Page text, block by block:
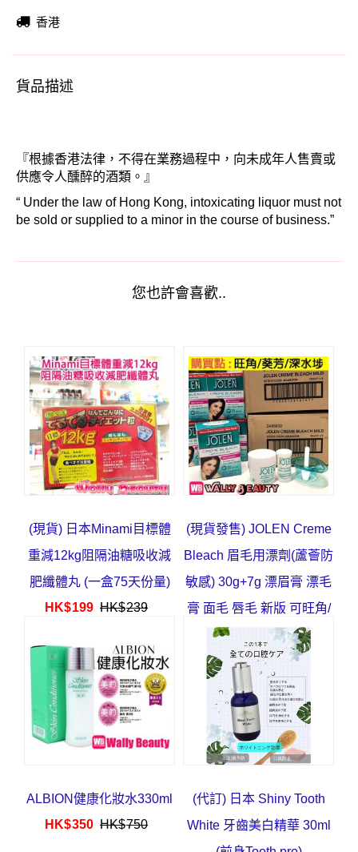
香港
貨品描述
『根據香港法律，不得在業務過程中，向未成年人售賣或
供應令人醺醉的酒類。』
“ Under the law of Hong Kong, intoxicating liquor must not
be sold or supplied to a minor in the course of business.”
您也許會喜歡..
(現貨) 日本Minami目標體
重減12kg阻隔油糖吸收減
肥纖體丸 (一盒75天份量)
HK$199 HK$239
(現貨發售) JOLEN Creme
Bleach 眉毛用漂劑(蘆薈防
敏感) 30g+7g 漂眉膏 漂毛
膏 面毛 唇毛 新版 可旺角/
葵芳/深水埗取
HK$63 HK$ 78
ALBION健康化妝水330ml
HK$350 HK$750
(代訂) 日本 Shiny Tooth
White 牙齒美白精華 30ml